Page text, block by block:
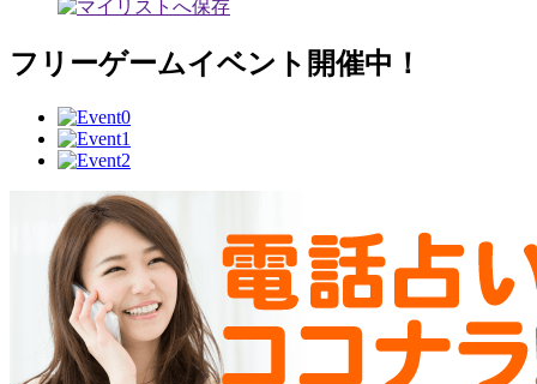
フリーゲームイベント開催中！